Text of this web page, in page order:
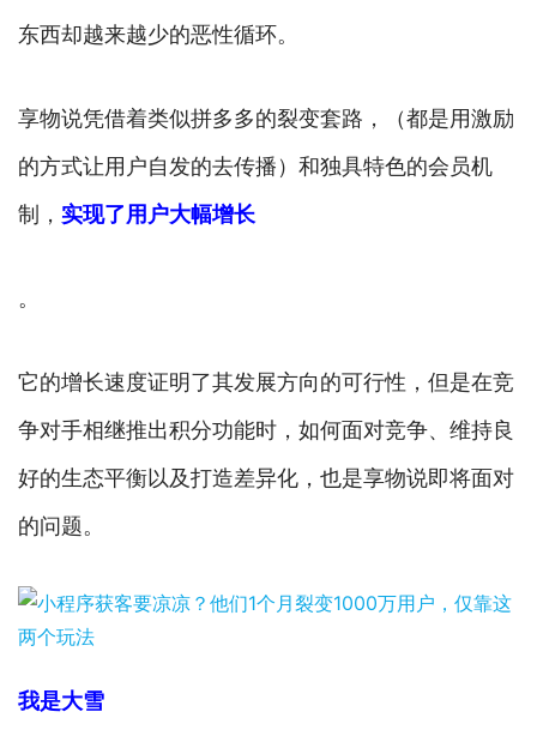
东西却越来越少的恶性循环。
享物说凭借着类似拼多多的裂变套路，（都是用激励
的方式让用户自发的去传播）和独具特色的会员机
制， 实现了用户大幅增长
。
它的增长速度证明了其发展方向的可行性，但是在竞
争对手相继推出积分功能时，如何面对竞争、维持良
好的生态平衡以及打造差异化，也是享物说即将面对
的问题。
我是大雪